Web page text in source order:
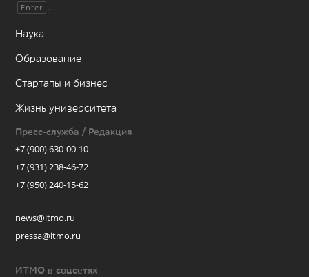
Enter .
Наука
Образование
Стартапы и бизнес
Жизнь университета
Пресс-служба / Редакция
+7 (900) 630-00-10
+7 (931) 238-46-72
+7 (950) 240-15-62
news@itmo.ru
pressa@itmo.ru
ИТМО в соцсетях